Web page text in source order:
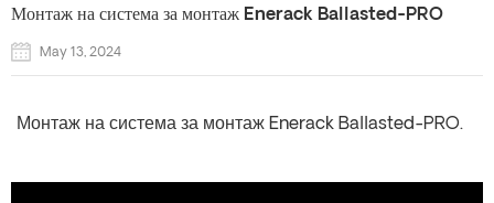
Монтаж на система за монтаж Enerack Ballasted-PRO
May 13, 2024
Монтаж на система за монтаж Enerack Ballasted-PRO.